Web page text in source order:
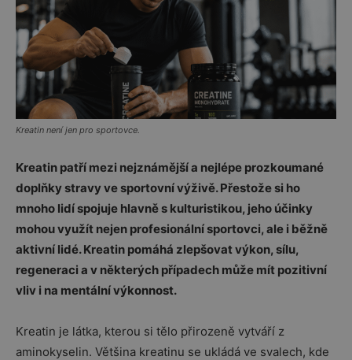
Kreatin není jen pro sportovce.
Kreatin patří mezi nejznámější a nejlépe prozkoumané
doplňky stravy ve sportovní výživě. Přestože si ho
mnoho lidí spojuje hlavně s kulturistikou, jeho účinky
mohou využít nejen profesionální sportovci, ale i běžně
aktivní lidé. Kreatin pomáhá zlepšovat výkon, sílu,
regeneraci a v některých případech může mít pozitivní
vliv i na mentální výkonnost.
Kreatin je látka, kterou si tělo přirozeně vytváří z
aminokyselin. Většina kreatinu se ukládá ve svalech, kde